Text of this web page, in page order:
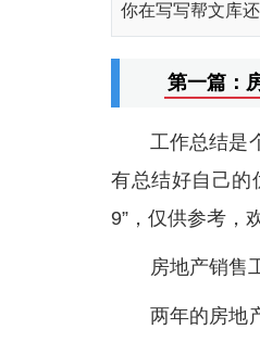
你在写写帮文库
第一篇：
工作总结是
有总结好自己的
9”，仅供参考，
房地产销售
两年的房地